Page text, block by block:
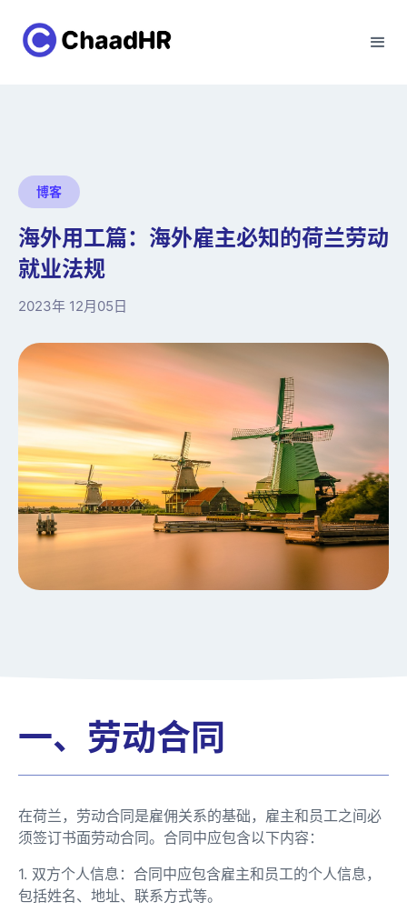
博客
海外用工篇：海外雇主必知的荷兰劳动
就业法规
2023年 12月05日
一、劳动合同
在荷兰，劳动合同是雇佣关系的基础，雇主和员工之间必
须签订书面劳动合同。合同中应包含以下内容：
1. 双方个人信息：合同中应包含雇主和员工的个人信息，
包括姓名、地址、联系方式等。